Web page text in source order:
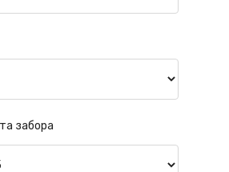
забора